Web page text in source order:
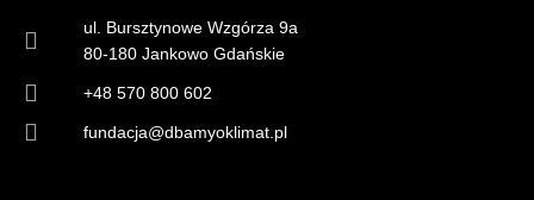
ul. Bursztynowe Wzgórza 9a
80-180 Jankowo Gdańskie
+48 570 800 602
fundacja@dbamyoklimat.pl